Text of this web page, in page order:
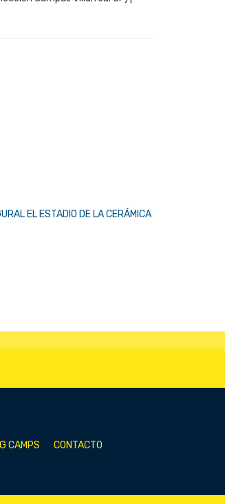
EL ESTADIO DE LA CERÁMICA
CAMPS CONTACTO